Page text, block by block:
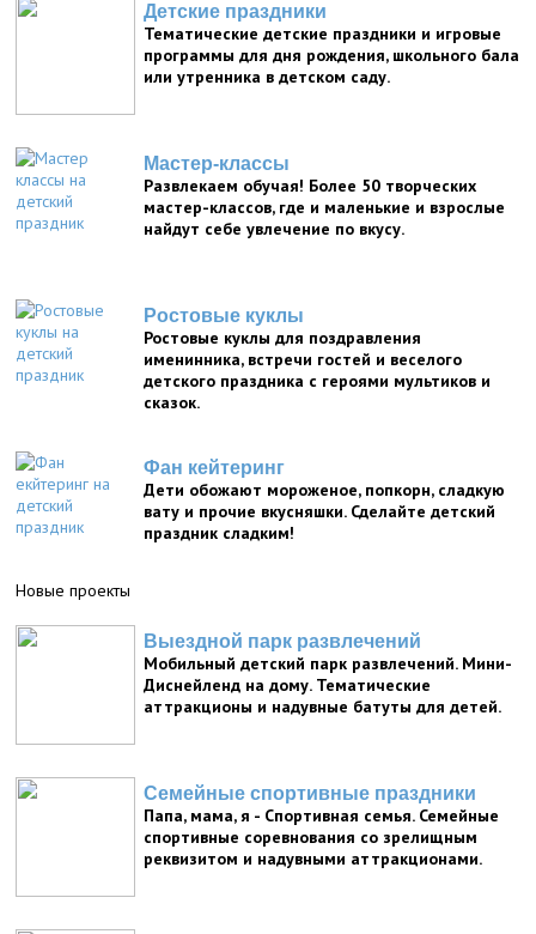
Детские праздники
Тематические детские праздники и игровые
программы для дня рождения, школьного бала
или утренника в детском саду.
Мастер-классы
Развлекаем обучая! Более 50 творческих
мастер-классов, где и маленькие и взрослые
найдут себе увлечение по вкусу.
Ростовые куклы
Ростовые куклы для поздравления
именинника, встречи гостей и веселого
детского праздника с героями мультиков и
сказок.
Фан кейтеринг
Дети обожают мороженое, попкорн, сладкую
вату и прочие вкусняшки. Сделайте детский
праздник сладким!
Новые проекты
Выездной парк развлечений
Мобильный детский парк развлечений. Мини-
Диснейленд на дому. Тематические
аттракционы и надувные батуты для детей.
Семейные спортивные праздники
Папа, мама, я - Спортивная семья. Семейные
спортивные соревнования со зрелищным
реквизитом и надувными аттракционами.